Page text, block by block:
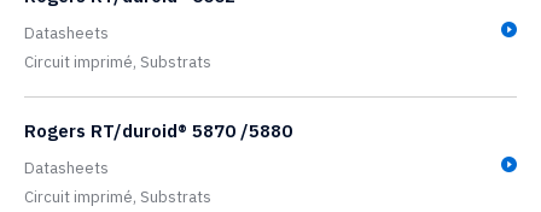
Datasheets
Circuit imprimé, Substrats
Rogers RT/duroid® 5870 /5880
Datasheets
Circuit imprimé, Substrats